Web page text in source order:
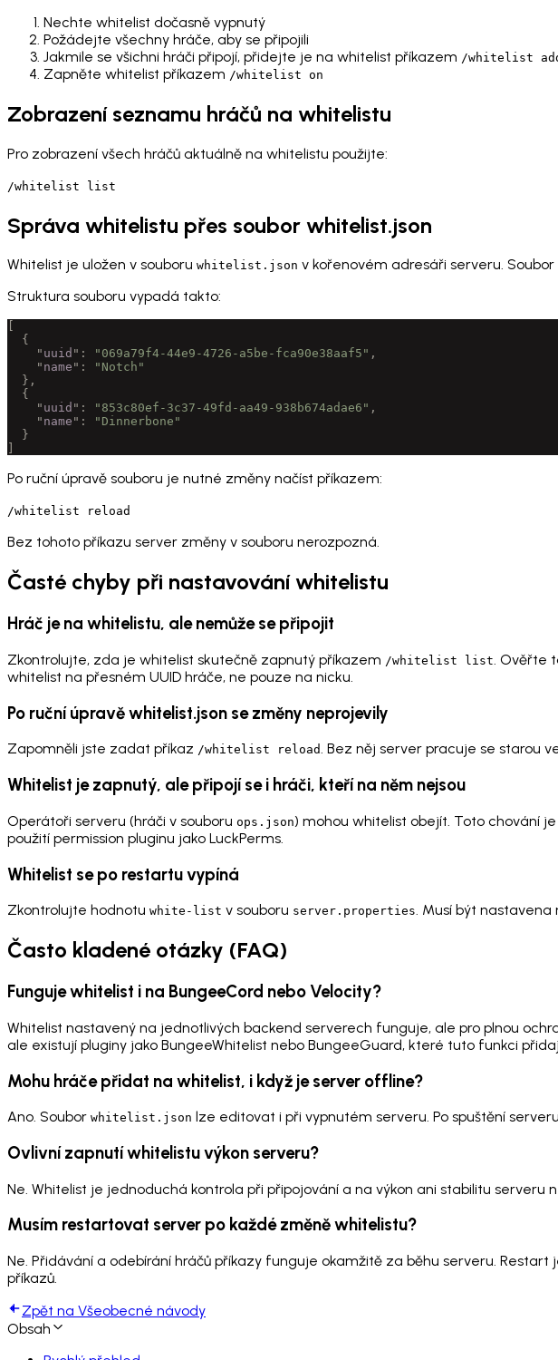
Nechte whitelist dočasně vypnutý
Požádejte všechny hráče, aby se připojili
Jakmile se všichni hráči připojí, přidejte je na whitelist příkazem /whitelist
Zapněte whitelist příkazem /whitelist on
Zobrazení seznamu hráčů na whitelistu
Pro zobrazení všech hráčů aktuálně na whitelistu použijte:
/whitelist list
Správa whitelistu přes soubor whitelist.json
Whitelist je uložen v souboru whitelist.json v kořenovém adresáři serveru.
Struktura souboru vypadá takto:
  {
    "
uuid " : "069a79f4-44e9-4726-a5be-fca90e38aaf5" ,
    "
name " :
"Notch"
  },
  {
    "
uuid " : "853c80ef-3c37-49fd-aa49-938b674adae6" ,
    "
name " :
"Dinnerbone"
  }
Po ruční úpravě souboru je nutné změny načíst příkazem:
/whitelist reload
Bez tohoto příkazu server změny v souboru nerozpozná.
Časté chyby při nastavování whitelistu
Hráč je na whitelistu, ale nemůže se připojit
Zkontrolujte, zda je whitelist skutečně zapnutý příkazem /whitelist list. Ověřte
whitelist na přesném UUID hráče, ne pouze na nicku.
Po ruční úpravě whitelist.json se změny neprojevily
Zapomněli jste zadat příkaz /whitelist reload. Bez něj server pracuje se starou
Whitelist je zapnutý, ale připojí se i hráči, kteří na něm nejsou
Operátoři serveru (hráči v souboru ops.json) mohou whitelist obejít. Toto chování
použití permission pluginu jako LuckPerms.
Whitelist se po restartu vypíná
Zkontrolujte hodnotu white-list v souboru server.properties. Musí být nastavena
Často kladené otázky (FAQ)
Funguje whitelist i na BungeeCord nebo Velocity?
Whitelist nastavený na jednotlivých backend serverech funguje, ale pro plnou
ale existují pluginy jako BungeeWhitelist nebo BungeeGuard, které tuto funkci
Mohu hráče přidat na whitelist, i když je server offline?
Ano. Soubor whitelist.json lze editovat i při vypnutém serveru. Po spuštění
Ovlivní zapnutí whitelistu výkon serveru?
Ne. Whitelist je jednoduchá kontrola při připojování a na výkon ani stabilitu serveru
Musím restartovat server po každé změně whitelistu?
Ne. Přidávání a odebírání hráčů příkazy funguje okamžitě za běhu serveru.
příkazů.
Zpět na Všeobecné návody
Obsah